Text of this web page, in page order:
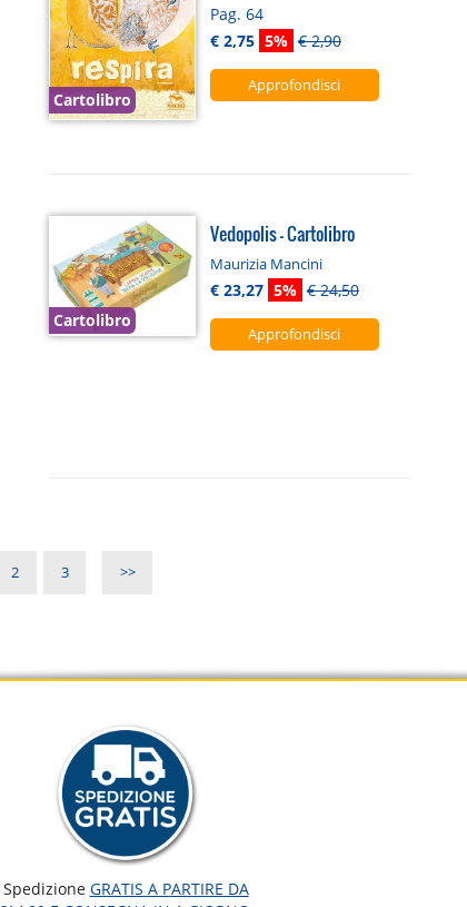
Cartolibro
Pag. 64
€ 2,75 5% € 2,90
Approfondisci
Cartolibro
Vedopolis - Cartolibro
Maurizia Mancini
€ 23,27 5% € 24,50
Approfondisci
2 3 >>
Spedizione GRATIS A PARTIRE DA